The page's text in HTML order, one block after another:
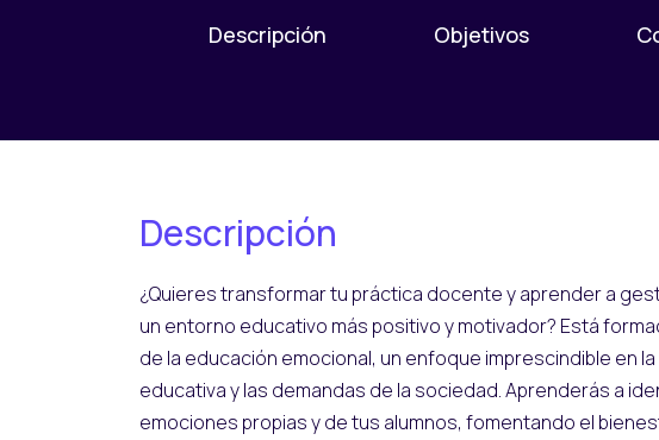
Descripción Objetivos
Descripción
¿Quieres transformar tu práctica docente y aprender a
un entorno educativo más positivo y motivador? Está
de la educación emocional, un enfoque imprescindible en
educativa y las demandas de la sociedad. Aprenderás a
emociones propias y de tus alumnos, fomentando el